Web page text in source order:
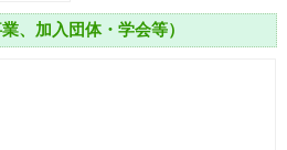
、加入団体・学会等）